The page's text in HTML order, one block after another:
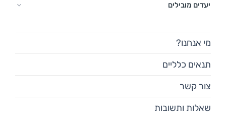
יעדים מובילים
מי אנחנו?
תנאים כלליים
צור קשר
שאלות ותשובות